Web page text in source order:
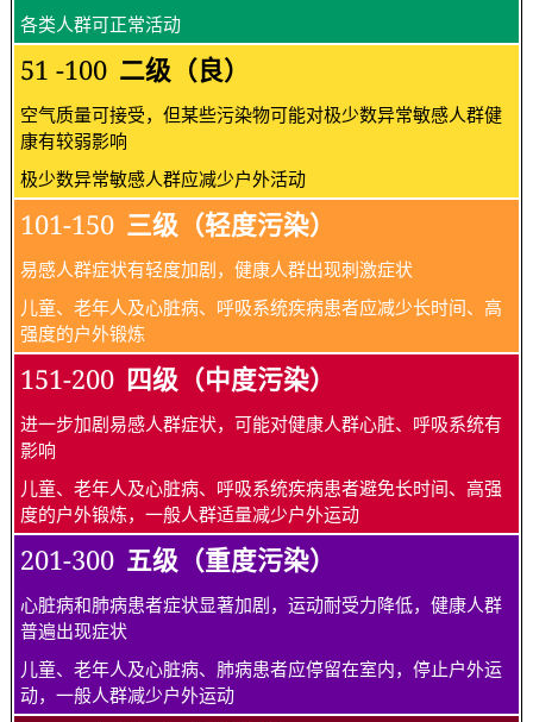
各类人群可正常活动
51 -100 二级（良）
空气质量可接受，但某些污染物可能对极少数异常敏感人群健
康有较弱影响
极少数异常敏感人群应减少户外活动
101-150 三级（轻度污染）
易感人群症状有轻度加剧，健康人群出现刺激症状
儿童、老年人及心脏病、呼吸系统疾病患者应减少长时间、高
强度的户外锻炼
151-200 四级（中度污染）
进一步加剧易感人群症状，可能对健康人群心脏、呼吸系统有
影响
儿童、老年人及心脏病、呼吸系统疾病患者避免长时间、高强
度的户外锻炼，一般人群适量减少户外运动
201-300 五级（重度污染）
心脏病和肺病患者症状显著加剧，运动耐受力降低，健康人群
普遍出现症状
儿童、老年人及心脏病、肺病患者应停留在室内，停止户外运
动，一般人群减少户外运动